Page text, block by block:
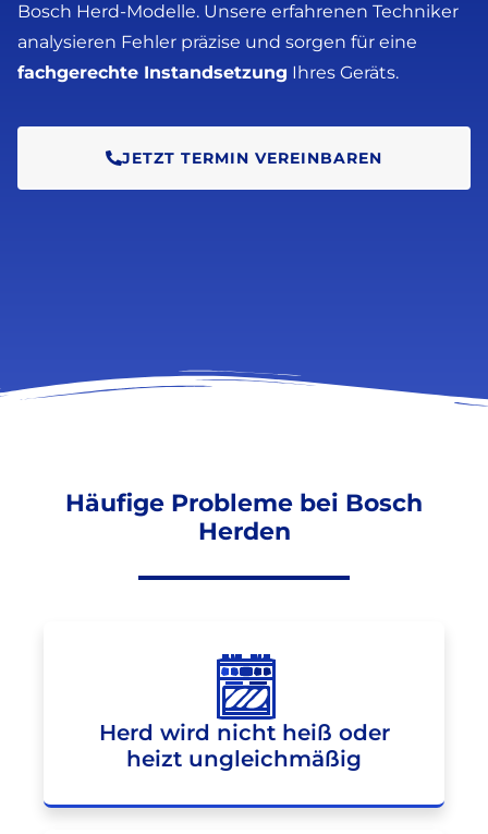
Bosch Herd-Modelle. Unsere erfahrenen Techniker
analysieren Fehler präzise und sorgen für eine
fachgerechte Instandsetzung Ihres Geräts.
JETZT TERMIN VEREINBAREN
Häufige Probleme bei Bosch
Herden
Herd wird nicht heiß oder
heizt ungleichmäßig